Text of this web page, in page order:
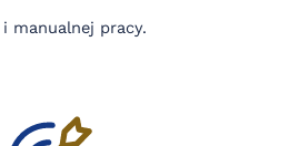
manualnej pracy.